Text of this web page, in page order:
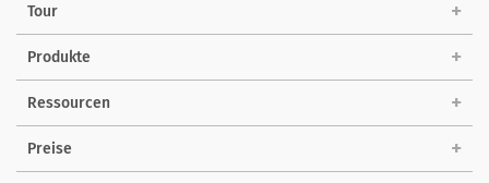
Tour
Produkte
Ressourcen
Preise